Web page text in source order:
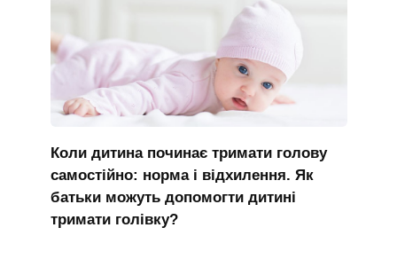
Коли дитина починає тримати голову
самостійно: норма і відхилення. Як
батьки можуть допомогти дитині
тримати голівку?